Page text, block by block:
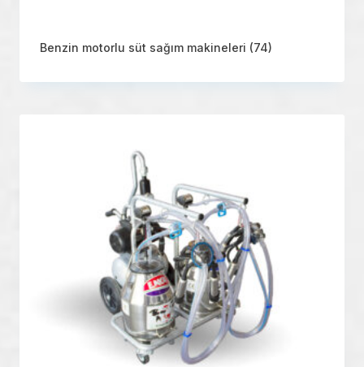
Benzin motorlu süt sağım makineleri (74)